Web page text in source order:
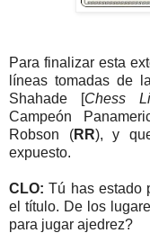
Para finalizar esta
líneas tomadas de
Shahade [Chess
Campeón
Robson (RR), y
expuesto.
CLO: Tú has estado
el título. De los
para jugar ajedrez?